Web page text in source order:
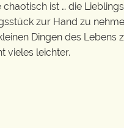
ist … die
zur Hand zu
Dingen des
vieles leichter.